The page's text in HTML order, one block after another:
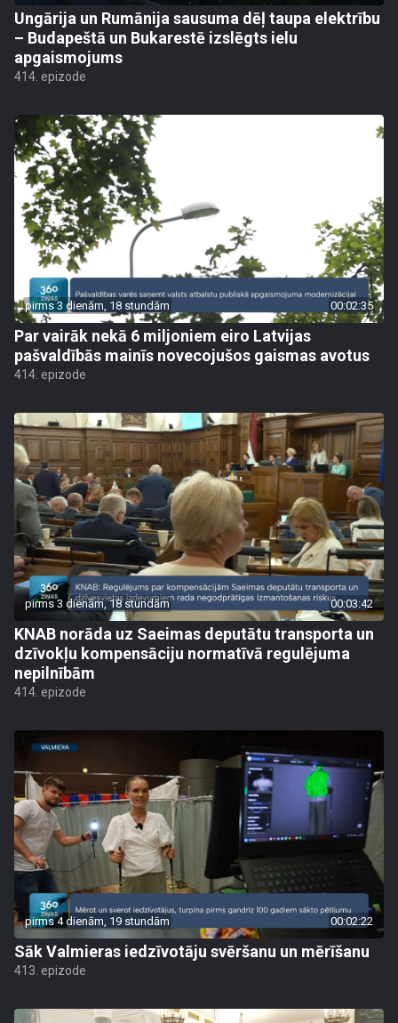
Ungārija un Rumānija sausuma dēļ taupa elektrību
– Budapeštā un Bukarestē izslēgts ielu
apgaismojums
414. epizode
pirms 3 dienām, 18 stundām 00:02:35
Par vairāk nekā 6 miljoniem eiro Latvijas
pašvaldībās mainīs novecojušos gaismas avotus
414. epizode
pirms 3 dienām, 18 stundām 00:03:42
KNAB norāda uz Saeimas deputātu transporta un
dzīvokļu kompensāciju normatīvā regulējuma
nepilnībām
414. epizode
pirms 4 dienām, 19 stundām 00:02:22
Sāk Valmieras iedzīvotāju svēršanu un mērīšanu
413. epizode